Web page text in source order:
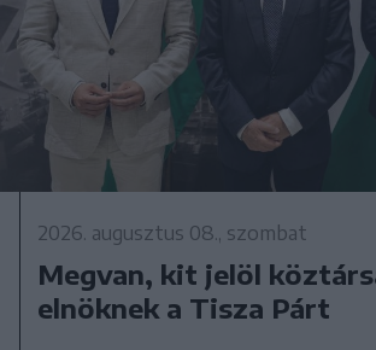
2026. augusztus 08., szombat
Megvan, kit jelöl
elnöknek a Tisza Párt